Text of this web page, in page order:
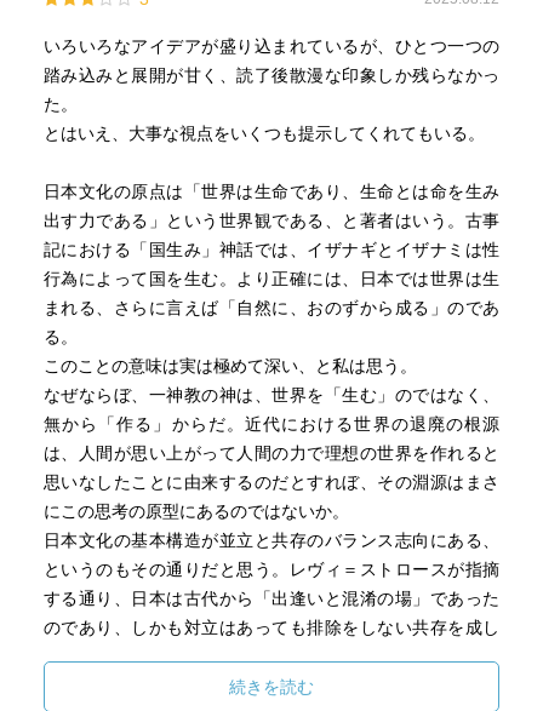
いろいろなアイデアが盛り込まれているが、ひとつ一つの
踏み込みと展開が甘く、読了後散漫な印象しか残らなかっ
た。
とはいえ、大事な視点をいくつも提示してくれてもいる。
日本文化の原点は「世界は生命であり、生命とは命を生み
出す力である」という世界観である、と著者はいう。古事
記における「国生み」神話では、イザナギとイザナミは性
行為によって国を生む。より正確には、日本では世界は生
まれる、さらに言えば「自然に、おのずから成る」のであ
る。
このことの意味は実は極めて深い、と私は思う。
なぜならぼ、一神教の神は、世界を「生む」のではなく、
無から「作る」からだ。近代における世界の退廃の根源
は、人間が思い上がって人間の力で理想の世界を作れると
思いなしたことに由来するのだとすれぼ、その淵源はまさ
にこの思考の原型にあるのではないか。
日本文化の基本構造が並立と共存のバランス志向にある、
というのもその通りだと思う。レヴィ＝ストロースが指摘
する通り、日本は古代から「出逢いと混淆の場」であった
のであり、しかも対立はあっても排除をしない共存を成し
続きを読む